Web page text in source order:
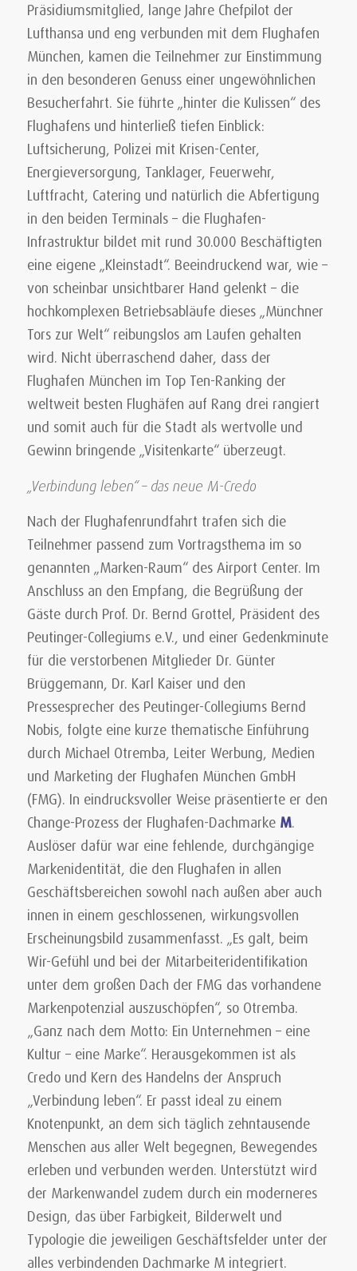
Präsidiumsmitglied, lange Jahre Chefpilot der
Lufthansa und eng verbunden mit dem Flughafen
München, kamen die Teilnehmer zur Einstimmung
in den besonderen Genuss einer ungewöhnlichen
Besucherfahrt. Sie führte „hinter die Kulissen“ des
Flughafens und hinterließ tiefen Einblick:
Luftsicherung, Polizei mit Krisen-Center,
Energieversorgung, Tanklager, Feuerwehr,
Luftfracht, Catering und natürlich die Abfertigung
in den beiden Terminals – die Flughafen-
Infrastruktur bildet mit rund 30.000 Beschäftigten
eine eigene „Kleinstadt“. Beeindruckend war, wie –
von scheinbar unsichtbarer Hand gelenkt – die
hochkomplexen Betriebsabläufe dieses „Münchner
Tors zur Welt“ reibungslos am Laufen gehalten
wird. Nicht überraschend daher, dass der
Flughafen München im Top Ten-Ranking der
weltweit besten Flughäfen auf Rang drei rangiert
und somit auch für die Stadt als wertvolle und
Gewinn bringende „Visitenkarte“ überzeugt.
„Verbindung leben“ – das neue M-Credo
Nach der Flughafenrundfahrt trafen sich die
Teilnehmer passend zum Vortragsthema im so
genannten „Marken-Raum“ des Airport Center. Im
Anschluss an den Empfang, die Begrüßung der
Gäste durch Prof. Dr. Bernd Grottel, Präsident des
Peutinger-Collegiums e.V., und einer Gedenkminute
für die verstorbenen Mitglieder Dr. Günter
Brüggemann, Dr. Karl Kaiser und den
Pressesprecher des Peutinger-Collegiums Bernd
Nobis, folgte eine kurze thematische Einführung
durch Michael Otremba, Leiter Werbung, Medien
und Marketing der Flughafen München GmbH
(FMG). In eindrucksvoller Weise präsentierte er den
Change-Prozess der Flughafen-Dachmarke M.
Auslöser dafür war eine fehlende, durchgängige
Markenidentität, die den Flughafen in allen
Geschäftsbereichen sowohl nach außen aber auch
innen in einem geschlossenen, wirkungsvollen
Erscheinungsbild zusammenfasst. „Es galt, beim
Wir-Gefühl und bei der Mitarbeiteridentifikation
unter dem großen Dach der FMG das vorhandene
Markenpotenzial auszuschöpfen“, so Otremba.
„Ganz nach dem Motto: Ein Unternehmen – eine
Kultur – eine Marke“. Herausgekommen ist als
Credo und Kern des Handelns der Anspruch
„Verbindung leben“. Er passt ideal zu einem
Knotenpunkt, an dem sich täglich zehntausende
Menschen aus aller Welt begegnen, Bewegendes
erleben und verbunden werden. Unterstützt wird
der Markenwandel zudem durch ein moderneres
Design, das über Farbigkeit, Bilderwelt und
Typologie die jeweiligen Geschäftsfelder unter der
alles verbindenden Dachmarke M integriert.